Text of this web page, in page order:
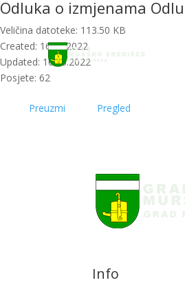
Odluka o izmjenama
Veličina datoteke: 113.50 KB
Created: 16.03.2022
Updated: 16.03.2022
Posjete: 62
Preuzmi Pregled
Info